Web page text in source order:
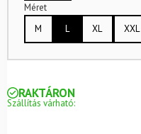
Méret
M
L XL XXL
RAKTÁRON
Szállítás várható: